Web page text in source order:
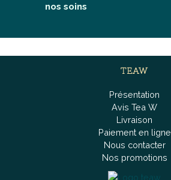
nos soins
TEAW
Présentation
Avis Tea W
Livraison
Paiement en ligne
Nous contacter
Nos promotions